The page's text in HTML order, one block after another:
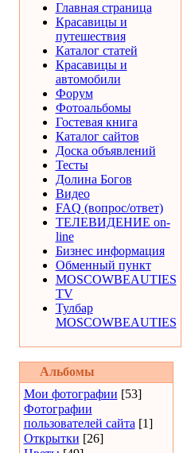
Главная страница
Красавицы и
путешествия
Каталог статей
Красавицы и
автомобили
Форум
Фотоальбомы
Гостевая книга
Каталог сайтов
Доска объявлений
Тесты
Долина Богов
Видео
FAQ (вопрос/ответ)
ТЕЛЕВИДЕНИЕ on-
line
Бизнес информация
Обменный пункт
MOSCOWBEAUTIES
TV
Тулбар
MOSCOWBEAUTIES
Альбомы
Мои фотографии [53]
Фотографии
пользователей сайта [1]
Открытки [26]